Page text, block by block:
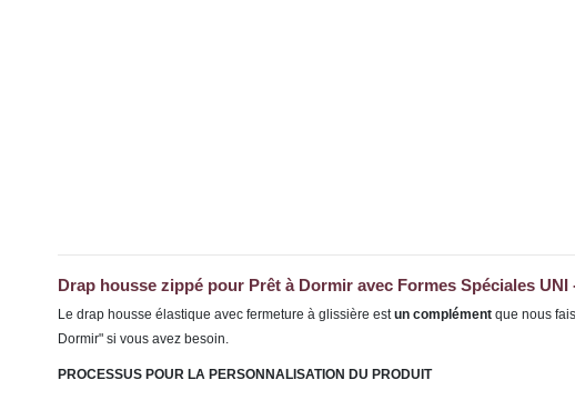
Drap housse zippé pour Prêt à Dormir avec Formes Spéciales UNI
Le drap housse élastique avec fermeture à glissière estun complément que nous
Dormir" si vous avez besoin.
PROCESSUS POUR LA PERSONNALISATION DU PRODUIT